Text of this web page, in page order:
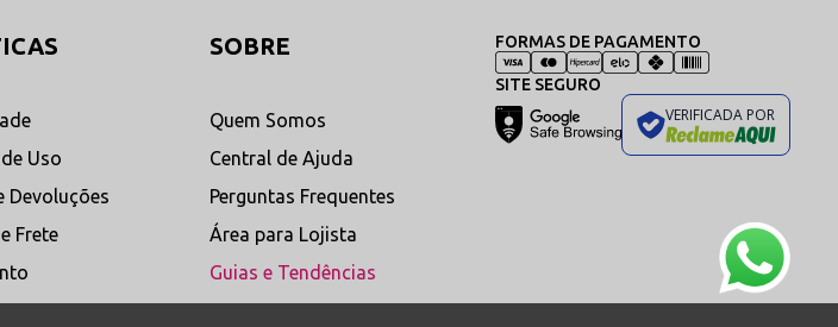
Friburgo para conectar seu closet inteligente às principais tendências de
de microtelas de
Calcinha com Transparência
Modelagens arrojadas desenvolvidas
para brincar com o jogo de esconde-e-
anatômicos e tecidos de alto padrão.
Uso
Devoluções
Frete
SOBRE
Quem Somos
Central de Ajuda
Perguntas Frequentes
Área para Lojista
Guias e Tendências
FORMAS DE PAGAMENTO
SITE SEGURO
VERIFICADA POR